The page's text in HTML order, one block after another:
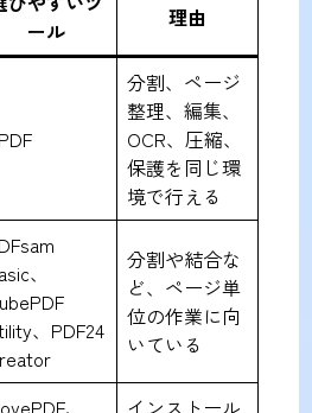
ール
理由
分割、ページ
整理、編集、
OCR、圧縮、
保護を同じ環
境で行える
、
、PDF24
分割や結合な
ど、ページ単
位の作業に向
いている
、
インストール